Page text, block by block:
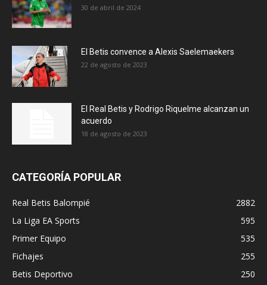
30 de abril de 2024
El Betis convence a Alexis Saelemaekers
22 de agosto de 2023
El Real Betis y Rodrigo Riquelme alcanzan un
acuerdo
18 de agosto de 2023
CATEGORÍA POPULAR
Real Betis Balompié
2882
La Liga EA Sports
595
Primer Equipo
535
Fichajes
255
Betis Deportivo
250